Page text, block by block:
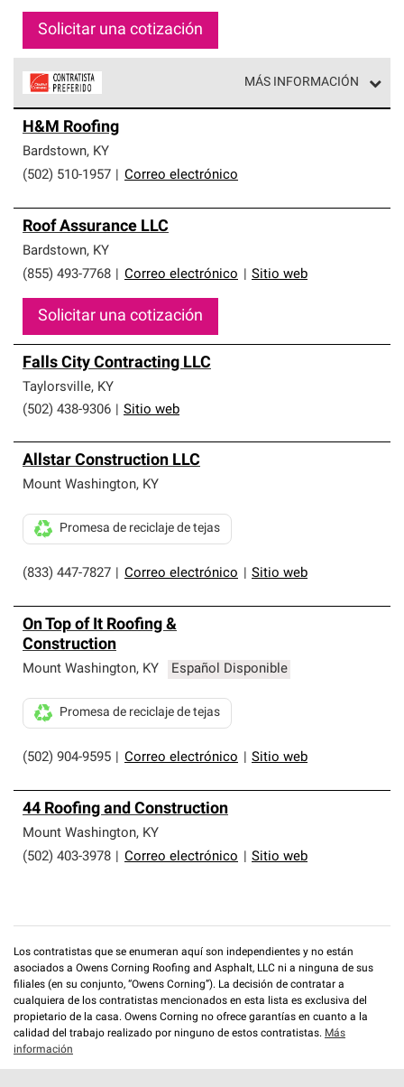
Solicitar una cotización
MÁS INFORMACIÓN
parte de una red exclusiva de profesionales de techos
que cumplen con altos estándares y requisitos estrictos
de profesionalismo y confiabilidad.
H&M Roofing
Bardstown, KY
(502) 510-1957
Correo electrónico
Roof Assurance LLC
Bardstown, KY
(855) 493-7768
Correo electrónico Sitio web
Solicitar una cotización
Falls City Contracting LLC
Taylorsville, KY
(502) 438-9306
Sitio web
Allstar Construction LLC
Mount Washington, KY
(833) 447-7827 Correo electrónico Sitio web
Promesa de reciclaje de tejas
On Top of It Roofing &
Construction
Mount Washington, KY Español Disponible
(502) 904-9595 Correo electrónico Sitio web
Promesa de reciclaje de tejas
44 Roofing and Construction
Mount Washington, KY
(502) 403-3978
Correo electrónico Sitio web
Los contratistas que se enumeran aquí son independientes y no están
asociados a Owens Corning Roofing and Asphalt, LLC ni a ninguna de sus
filiales (en su conjunto, “Owens Corning”). La decisión de contratar a
cualquiera de los contratistas mencionados en esta lista es exclusiva del
propietario de la casa. Owens Corning no ofrece garantías en cuanto a la
calidad del trabajo realizado por ninguno de estos contratistas. Más
información